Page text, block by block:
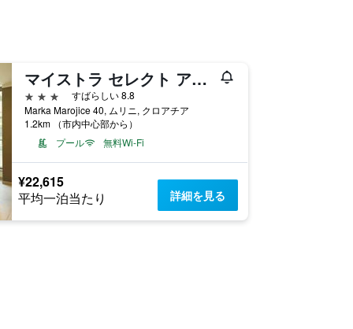
マイストラ セレクト アスタレア ホテル
3つ星
すばらしい 8.8
Marka Marojice 40, ムリニ, クロアチア
1.2km （市内中心部から）
プール
無料Wi-Fi
¥22,615
平均一泊当たり 詳細を見る